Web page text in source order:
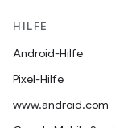
HILFE
Android-Hilfe
Pixel-Hilfe
www.android.com